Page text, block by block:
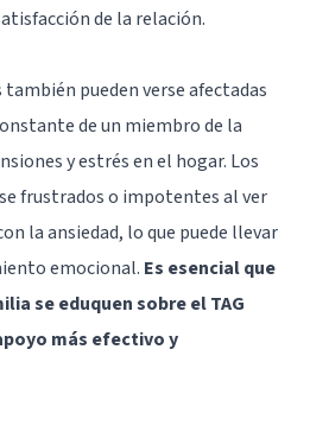
de la relación.
pueden verse afectadas
de un miembro de la
y estrés en el hogar. Los
frustrados o impotentes al ver
la ansiedad, lo que puede llevar
emocional. Es esencial que
se eduquen sobre el TAG
más efectivo y